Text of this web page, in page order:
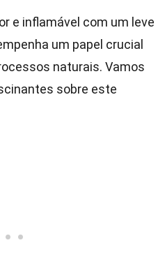
e inflamável com um leve
um papel crucial
naturais. Vamos
sobre este